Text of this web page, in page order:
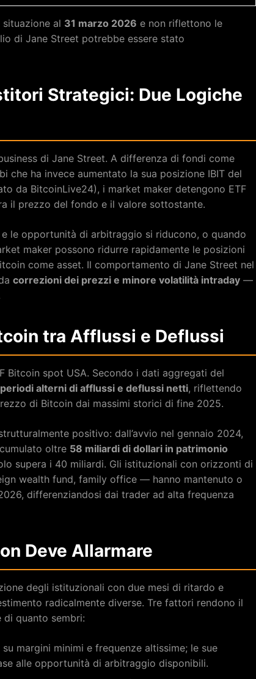
al 31 marzo 2026 e non riflettono le
di Jane Street potrebbe essere stato
Strategici: Due Logiche
di Jane Street. A differenza di fondi come
che ha invece aumentato la sua posizione IBIT del
da BitcoinLive24), i market maker detengono ETF
il prezzo del fondo e il valore sottostante.
le opportunità di arbitraggio si riducono, o quando
maker possono ridurre rapidamente le posizioni
come asset. Il comportamento di Jane Street nel
correzioni dei prezzi e minore volatilità intraday —
tra Afflussi e Deflussi
Bitcoin spot USA. Secondo i dati aggregati del
periodi alterni di afflussi e deflussi netti, riflettendo
di Bitcoin dai massimi storici di fine 2025.
positivo: dall’avvio nel gennaio 2024,
oltre 58 miliardi di dollari in patrimonio
supera i 40 miliardi. Gli istituzionali con orizzonti di
wealth fund, family office — hanno mantenuto o
differenziandosi dai trader ad alta frequenza
Deve Allarmare
degli istituzionali con due mesi di ritardo e
radicalmente diverse. Tre fattori rendono il
quanto sembri:
margini minimi e frequenze altissime; le sue
alle opportunità di arbitraggio disponibili.